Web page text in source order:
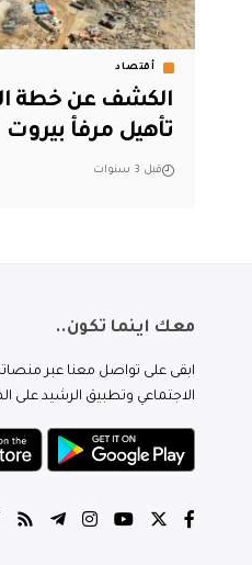
أقتصاد
الكشف عن خطة
تأهيل مرفأ بيروت
قبل 3 سنوات
معك اينما تكون..
ابقى على تواصل معنا عبر
الاجتماعي وتطبيق الرشيد على